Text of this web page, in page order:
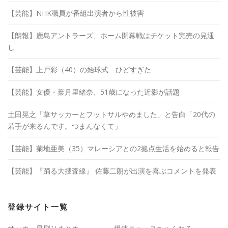
【芸能】NHK職員が番組出演者から性被害
【朗報】鹿島アントラーズ、ホーム開幕戦はチケット完売の見通
し
【芸能】上戸彩（40）の始球式 ひどすぎた
【芸能】女優・葉月里緒奈、51歳になった近影が話題
土田晃之「草サッカーとフットサルやめました」と告白「20代の
若手が来るんです。つまんなくて」
【芸能】菊地亜美（35）マレーシアとの2拠点生活を始めると報告
【芸能】『踊る大捜査線』 佐藤二朗が出演を喜ぶコメントを発表
登録サイト一覧